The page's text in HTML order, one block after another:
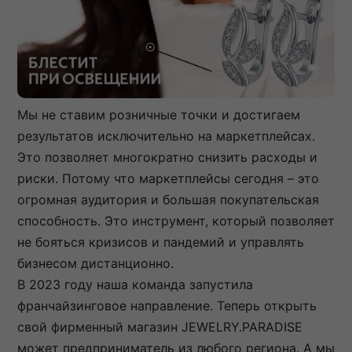
Мы не ставим розничные точки и достигаем
результатов исключительно на маркетплейсах.
Это позволяет многократно снизить расходы и
риски. Потому что маркетплейсы сегодня – это
огромная аудитория и большая покупательская
способность. Это инструмент, который позволяет
не бояться кризисов и пандемий и управлять
бизнесом дистанционно.
В 2023 году наша команда запустила
франчайзинговое направление. Теперь открыть
свой фирменный магазин JEWELRY.PARADISE
может предприниматель из любого региона. А мы